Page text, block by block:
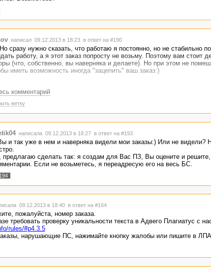
написал 09.12.2013 в 18:23 в ответ на #190
сразу нужно сказать, что работаю я постоянно, но не стабильно
работу, а я этот заказ попросту не возьму. Поэтому вам стоит
(что, собственно, вы наверняка и делаете). Но при этом не
иметь возможность иногда "зацепить" ваш заказ:)
комментарий
ветку
написала 09.12.2013 в 18:27 в ответ на #193
и так уже в нем и наверняка видели мои заказы:) Или не видели?
предлагаю сделать так: я создам для Вас ПЗ, Вы оцените и
Если не возьметесь, я переадресую его на весь БС.
09.12.2013 в 18:40 в ответ на #164
пожалуйста, номер заказа.
требовать проверку уникальности текста в Адвего Плагиатус с
rules/#p4.3.5
нарушающие ПС, нажимайте кнопку жалобы или пишите в